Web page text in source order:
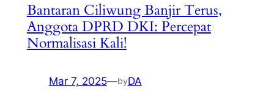
Bantaran Ciliwung Banjir Terus,
Anggota DPRD DKI: Percepat
Normalisasi Kali!
Mar 7, 2025—byDA